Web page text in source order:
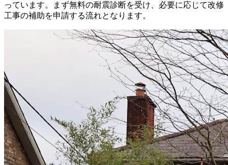
っています。まず無料の耐震診断を受け、必要に応じて改修
工事の補助を申請する流れとなります。